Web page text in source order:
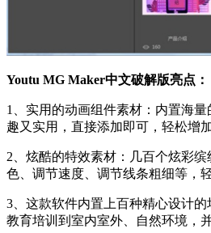
Youtu MG Maker中文破解版亮点：
1、实用的动画组件素材：内置海
趣又实用，直接添加即可，轻松增
2、炫酷的特效素材：几百个炫彩
色、调节速度、调节线条粗细等，
3、这款软件内置上百种精心设计的
教育培训到室内室外、自然环境，